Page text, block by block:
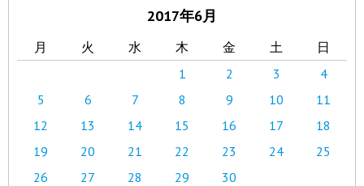
2017年6月
月 火 水 木 金 土
日
1
2 3
4
5
6 7 8 9 10
11
12
13 14 15 16 17
18
19
20 21 22 23 24
25
26
27 28 29
30